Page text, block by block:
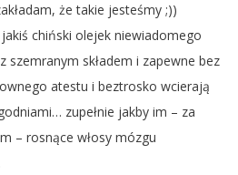
że takie jesteśmy ;))
chiński olejek niewiadomego
szemranym składem i zapewne bez
atestu i beztrosko wcierają
zupełnie jakby im – za
– rosnące włosy mózgu